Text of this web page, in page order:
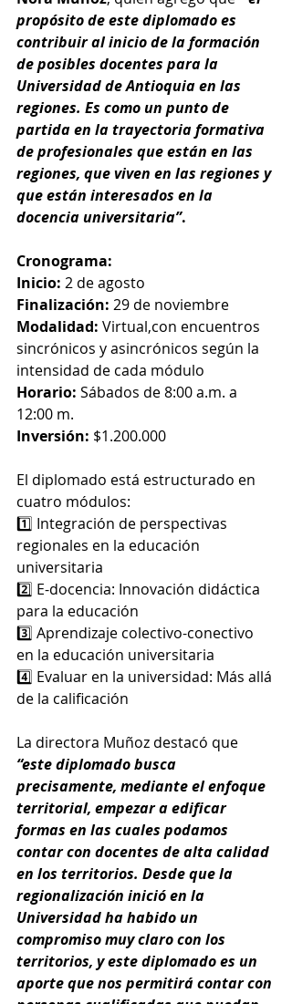
propósito de este diplomado es
contribuir al inicio de la formación
de posibles docentes para la
Universidad de Antioquia en las
regiones. Es como un punto de
partida en la trayectoria formativa
de profesionales que están en las
regiones, que viven en las regiones y
que están interesados en la
docencia universitaria”.
Cronograma:
Inicio: 2 de agosto
Finalización: 29 de noviembre
Modalidad: Virtual,con encuentros
sincrónicos y asincrónicos según la
intensidad de cada módulo
Horario: Sábados de 8:00 a.m. a
12:00 m.
Inversión: $1.200.000
El diplomado está estructurado en
cuatro módulos:
1️⃣ Integración de perspectivas
regionales en la educación
universitaria
2️⃣ E-docencia: Innovación didáctica
para la educación
3️⃣ Aprendizaje colectivo-conectivo
en la educación universitaria
4️⃣ Evaluar en la universidad: Más allá
de la calificación
La directora Muñoz destacó que
“este diplomado busca
precisamente, mediante el enfoque
territorial, empezar a edificar
formas en las cuales podamos
contar con docentes de alta calidad
en los territorios. Desde que la
regionalización inició en la
Universidad ha habido un
compromiso muy claro con los
territorios, y este diplomado es un
aporte que nos permitirá contar con